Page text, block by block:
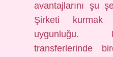
avantajlarını şu
Şirketi
uygunluğu.
transferlerinde